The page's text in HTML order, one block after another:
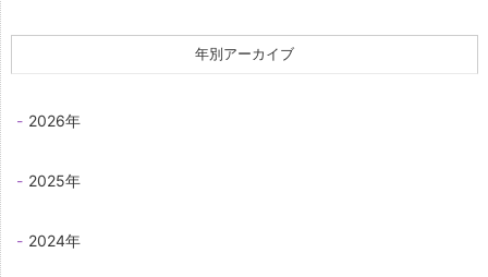
年別アーカイブ
2026年
2025年
2024年